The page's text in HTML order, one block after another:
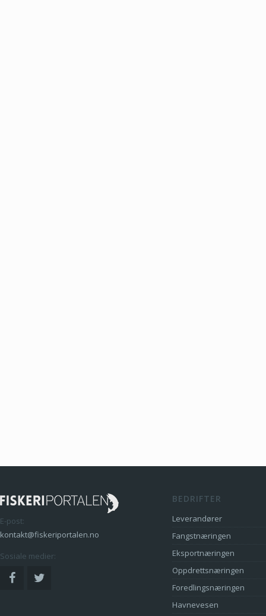
E-post:
kontakt@fiskeriportalen.no
Sosiale medier:
BEDRIFTER
Leverandører
Fangstnæringen
Eksportnæringen
Oppdrettsnæringen
Foredlingsnæringen
Havnevesen